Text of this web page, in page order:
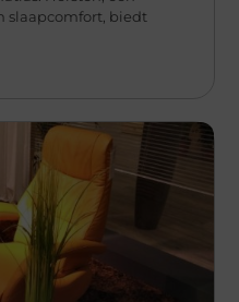
slaapcomfort, biedt